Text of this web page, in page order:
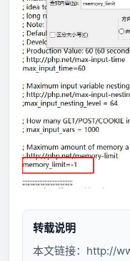
转载说明
本文链接： http://